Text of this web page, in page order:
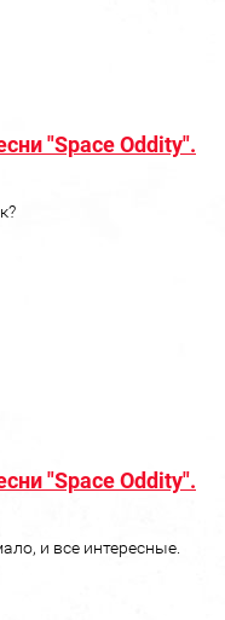
"Space Oddity".
"Space Oddity".
и все интересные.